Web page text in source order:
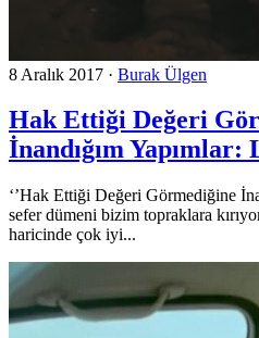
8 Aralık 2017 · Burak Ülgen
Hak Ettiği Değeri
İnandığım Yapımlar:
‘’Hak Ettiği Değeri Görmediğine
sefer dümeni bizim topraklara
haricinde çok iyi...